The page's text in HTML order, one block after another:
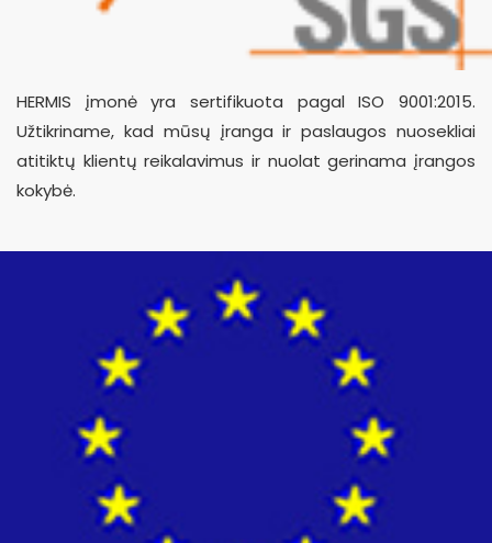
HERMIS įmonė yra sertifikuota pagal ISO 9001:2015.
Užtikriname, kad mūsų įranga ir paslaugos nuosekliai
atitiktų klientų reikalavimus ir nuolat gerinama įrangos
kokybė.